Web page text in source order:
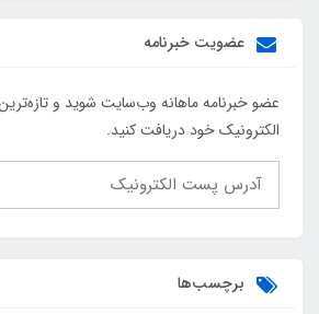
عضویت خبرنامه
عضو خبرنامه ماهانه وب‌سایت شوید و
الکترونیک خود دریافت کنید.
برچسب‌ها